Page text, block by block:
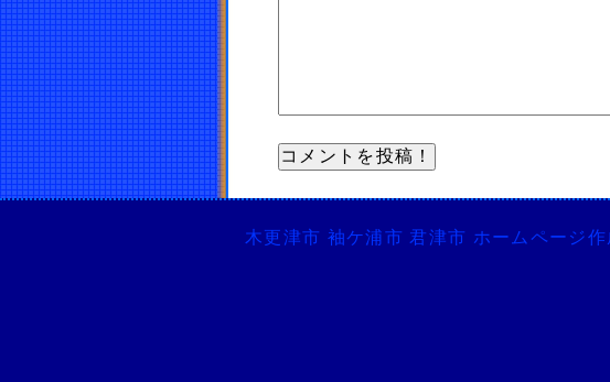
木更津市 袖ケ浦市 君津市 ホームページ作